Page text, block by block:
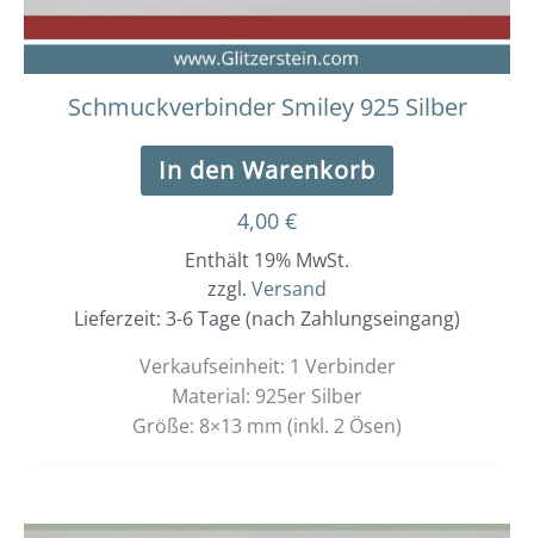
Schmuckverbinder Smiley 925 Silber
In den Warenkorb
4,00 €
Enthält 19% MwSt.
zzgl. Versand
Lieferzeit: 3-6 Tage (nach Zahlungseingang)
Verkaufseinheit: 1 Verbinder
Material: 925er Silber
Größe: 8×13 mm (inkl. 2 Ösen)